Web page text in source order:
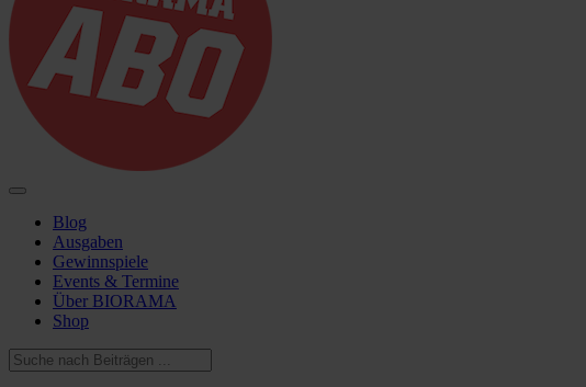
Blog
Ausgaben
Gewinnspiele
Events & Termine
Über BIORAMA
Shop